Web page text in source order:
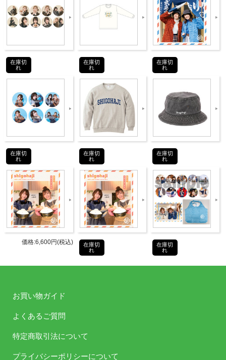
出演者 高橋李依・上田麗奈
仕様
・「高橋李依・上田麗奈 2人の旅の
思い出アルバム」(A5サイズ中綴じ
20P)
発売元
タブリエ・コミュニケーションズ株
式会社
タブリエ・コミュニケーションズ株
式会社
ード
4589477678654
商品番
号
TBXK-1332
お買い物ガイド
在庫切
れ
在庫切
れ
在庫切
れ
在庫切
れ
在庫切
れ
在庫切
れ
価格:6,600円(税込)
在庫切
れ
在庫切
れ
お買い物ガイド
よくあるご質問
特定商取引法について
プライバシーポリシーについて